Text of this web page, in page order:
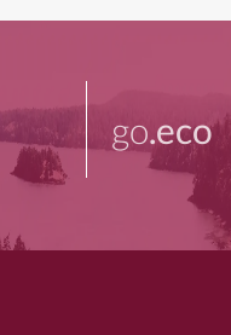
go.eco